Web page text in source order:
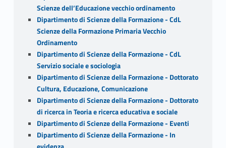
Scienze dell’Educazione vecchio ordinamento
Dipartimento di Scienze della Formazione - CdL
Scienze della Formazione Primaria Vecchio
Ordinamento
Dipartimento di Scienze della Formazione - CdL
Servizio sociale e sociologia
Dipartimento di Scienze della Formazione - Dottorato
Cultura, Educazione, Comunicazione
Dipartimento di Scienze della Formazione - Dottorato
di ricerca in Teoria e ricerca educativa e sociale
Dipartimento di Scienze della Formazione - Eventi
Dipartimento di Scienze della Formazione - In